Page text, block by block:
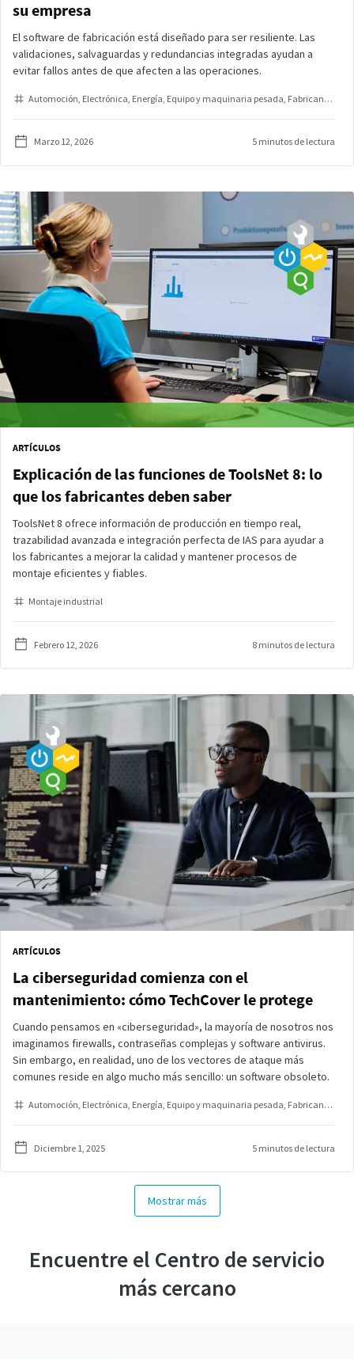
su empresa
El software de fabricación está diseñado para ser resiliente. Las
validaciones, salvaguardas y redundancias integradas ayudan a
evitar fallos antes de que afecten a las operaciones.
Automoción Electrónica Energía Equipo y maquinaria pesada Fabricante del equipo original
Marzo 12, 2026 5 minutos de lectura
ARTÍCULOS
Explicación de las funciones de ToolsNet 8: lo
que los fabricantes deben saber
ToolsNet 8 ofrece información de producción en tiempo real,
trazabilidad avanzada e integración perfecta de IAS para ayudar a
los fabricantes a mejorar la calidad y mantener procesos de
montaje eficientes y fiables.
Montaje industrial
Febrero 12, 2026 8 minutos de lectura
ARTÍCULOS
La ciberseguridad comienza con el
mantenimiento: cómo TechCover le protege
Cuando pensamos en «ciberseguridad», la mayoría de nosotros nos
imaginamos firewalls, contraseñas complejas y software antivirus.
Sin embargo, en realidad, uno de los vectores de ataque más
comunes reside en algo mucho más sencillo: un software obsoleto.
Automoción Electrónica Energía Equipo y maquinaria pesada Fabricante del equipo original
Diciembre 1, 2025 5 minutos de lectura
Mostrar más
Encuentre el Centro de servicio
más cercano